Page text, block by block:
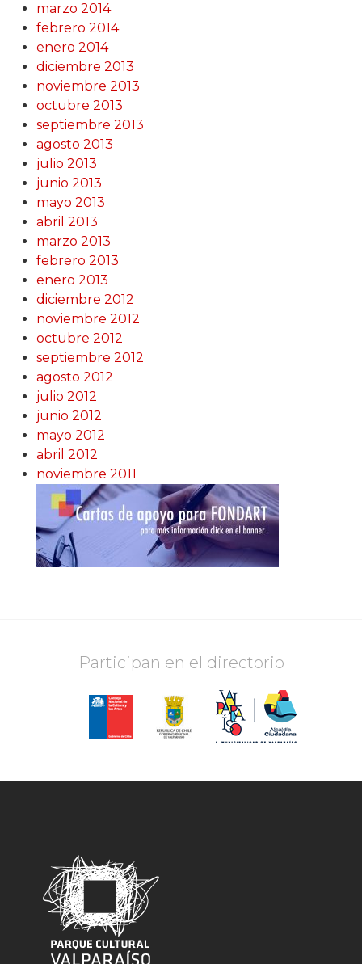
marzo 2014
febrero 2014
enero 2014
diciembre 2013
noviembre 2013
octubre 2013
septiembre 2013
agosto 2013
julio 2013
junio 2013
mayo 2013
abril 2013
marzo 2013
febrero 2013
enero 2013
diciembre 2012
noviembre 2012
octubre 2012
septiembre 2012
agosto 2012
julio 2012
junio 2012
mayo 2012
abril 2012
noviembre 2011
Participan en el directorio